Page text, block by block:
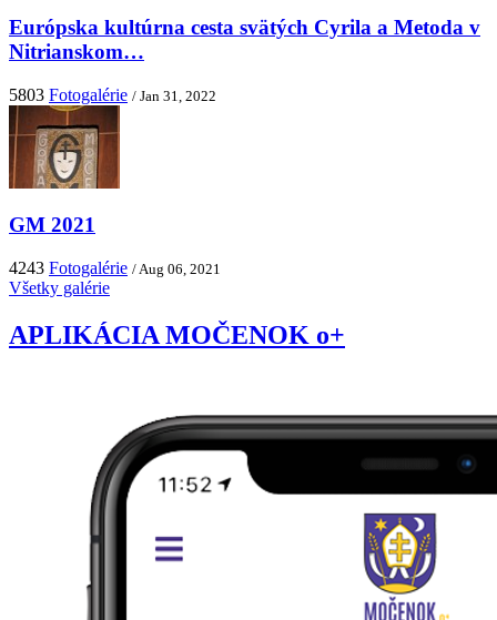
Európska kultúrna cesta svätých Cyrila a Metoda v
Nitrianskom…
5803 Fotogalérie / Jan 31, 2022
GM 2021
4243 Fotogalérie / Aug 06, 2021
Všetky galérie
APLIKÁCIA MOČENOK o+